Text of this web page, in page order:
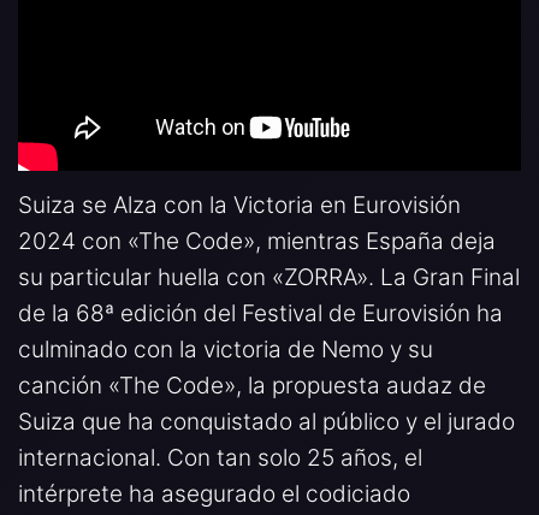
Suiza se Alza con la Victoria en Eurovisión
2024 con «The Code», mientras España deja
su particular huella con «ZORRA». La Gran Final
de la 68ª edición del Festival de Eurovisión ha
culminado con la victoria de Nemo y su
canción «The Code», la propuesta audaz de
Suiza que ha conquistado al público y el jurado
internacional. Con tan solo 25 años, el
intérprete ha asegurado el codiciado